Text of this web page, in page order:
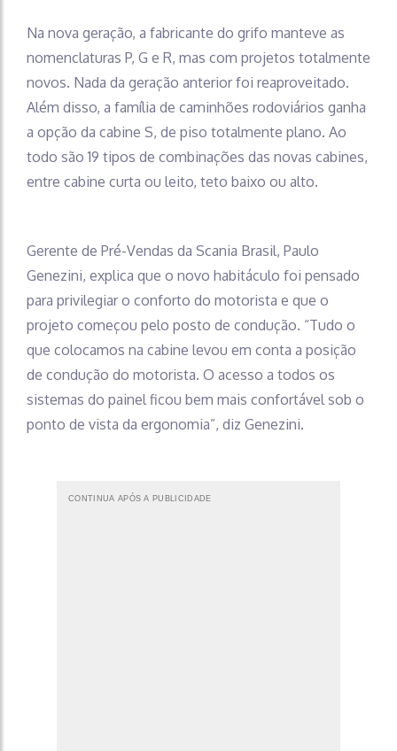
Na nova geração, a fabricante do grifo manteve as
nomenclaturas P, G e R, mas com projetos totalmente
novos. Nada da geração anterior foi reaproveitado.
Além disso, a família de caminhões rodoviários ganha
a opção da cabine S, de piso totalmente plano. Ao
todo são 19 tipos de combinações das novas cabines,
entre cabine curta ou leito, teto baixo ou alto.
Gerente de Pré-Vendas da Scania Brasil, Paulo
Genezini, explica que o novo habitáculo foi pensado
para privilegiar o conforto do motorista e que o
projeto começou pelo posto de condução. “Tudo o
que colocamos na cabine levou em conta a posição
de condução do motorista. O acesso a todos os
sistemas do painel ficou bem mais confortável sob o
ponto de vista da ergonomia”, diz Genezini.
CONTINUA APÓS A PUBLICIDADE